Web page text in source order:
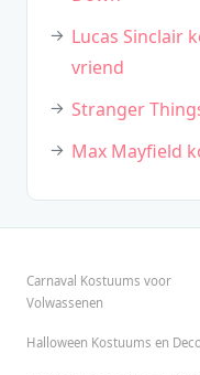
Lucas Sinclair
vriend
Stranger
Max Mayfield
Carnaval Kostuums voor
Volwassenen
Halloween Kostuums en